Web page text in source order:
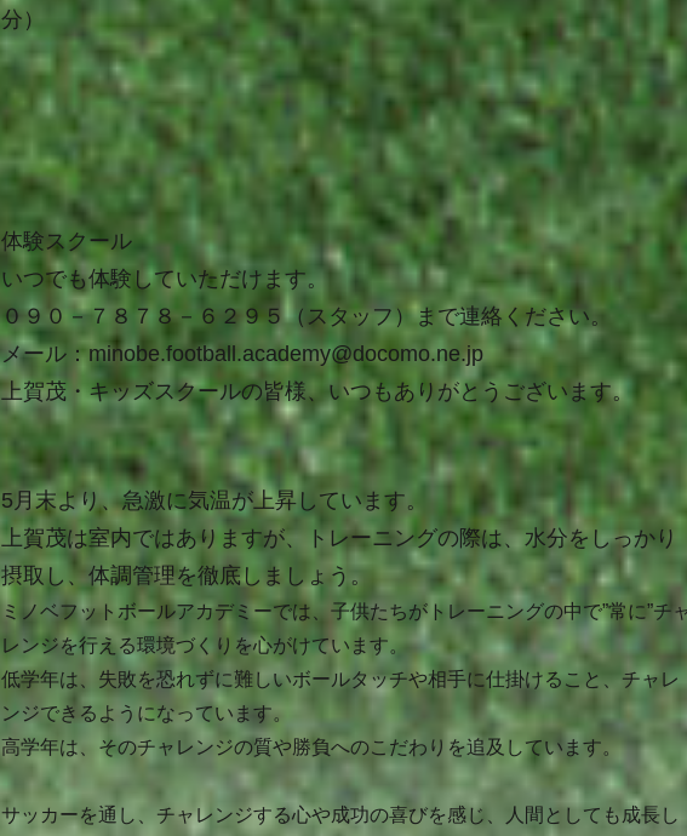
分）
体験スクール
いつでも体験していただけます。
０９０－７８７８－６２９５（スタッフ）まで連絡ください。
メール：minobe.football.academy@docomo.ne.jp
上賀茂・キッズスクールの皆様、いつもありがとうございます。
5月末より、急激に気温が上昇しています。
上賀茂は室内ではありますが、トレーニングの際は、水分をしっかり
摂取し、体調管理を徹底しましょう。
ミノベフットボールアカデミーでは、子供たちがトレーニングの中で”常に”チ
レンジを行える環境づくりを心がけています。
低学年は、失敗を恐れずに難しいボールタッチや相手に仕掛けること、チャレ
ンジできるようになっています。
高学年は、そのチャレンジの質や勝負へのこだわりを追及しています。
サッカーを通し、チャレンジする心や成功の喜びを感じ、人間としても成長し